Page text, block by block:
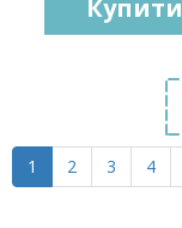
Купити
1 2 3 4